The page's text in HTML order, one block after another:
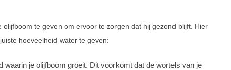
te geven om ervoor te zorgen dat hij gezond blijft. Hier
hoeveelheid water te geven:
waarin je olijfboom groeit. Dit voorkomt dat de wortels van je